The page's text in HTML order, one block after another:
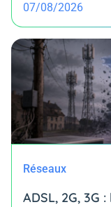
07/08/2026
Réseaux
ADSL, 2G, 3G